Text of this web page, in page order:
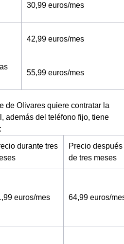
30,99 euros/mes
42,99 euros/mes
55,99 euros/mes
de Olivares quiere contratar la
además del teléfono fijo, tiene
durante tres
Precio después
de tres meses
euros/mes 64,99 euros/